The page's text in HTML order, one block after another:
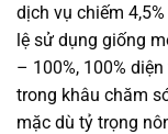
dịch vụ chiếm
lệ sử dụng giống
– 100%, 100%
trong khâu chăm
mặc dù tỷ trọng